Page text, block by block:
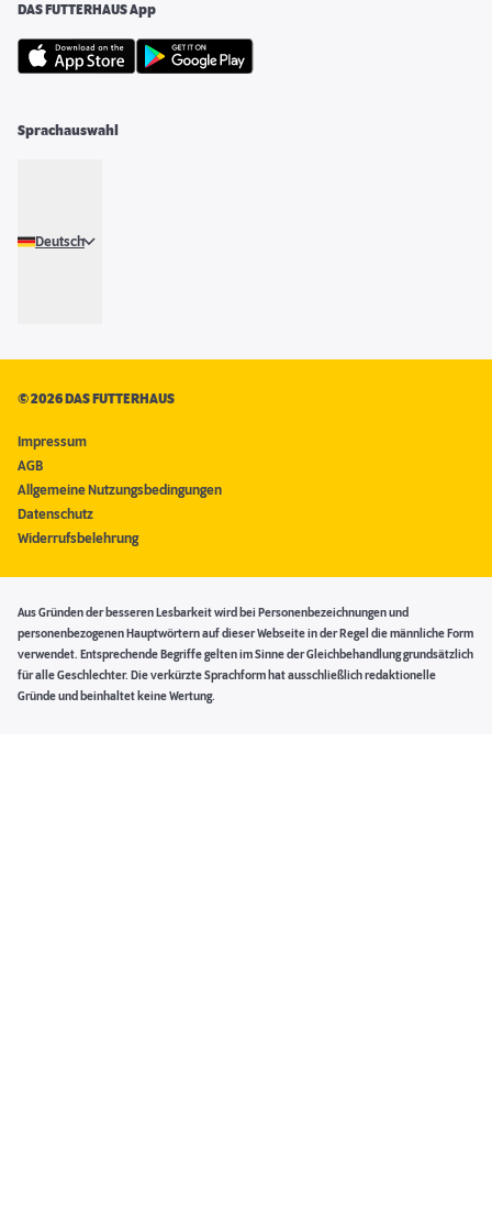
DAS FUTTERHAUS App
Sprachauswahl
Deutsch
©2026 DAS FUTTERHAUS
Impressum
AGB
Allgemeine Nutzungsbedingungen
Datenschutz
Widerrufsbelehrung
Aus Gründen der besseren Lesbarkeit wird bei Personenbezeichnungen und
personenbezogenen Hauptwörtern auf dieser Webseite in der Regel die männliche Form
verwendet. Entsprechende Begriffe gelten im Sinne der Gleichbehandlung grundsätzlich
für alle Geschlechter. Die verkürzte Sprachform hat ausschließlich redaktionelle
Gründe und beinhaltet keine Wertung.